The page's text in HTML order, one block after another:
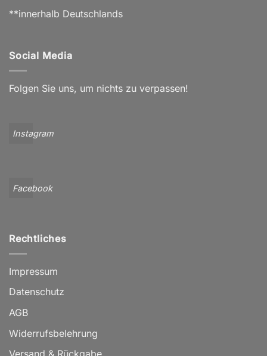
**innerhalb Deutschlands
Social Media
Folgen Sie uns, um nichts zu verpassen!
Instagram
Facebook
Rechtliches
Impressum
Datenschutz
AGB
Widerrufsbelehrung